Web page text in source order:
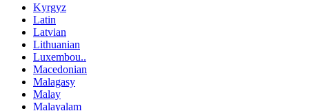
Kyrgyz
Latin
Latvian
Lithuanian
Luxembou..
Macedonian
Malagasy
Malay
Malayalam